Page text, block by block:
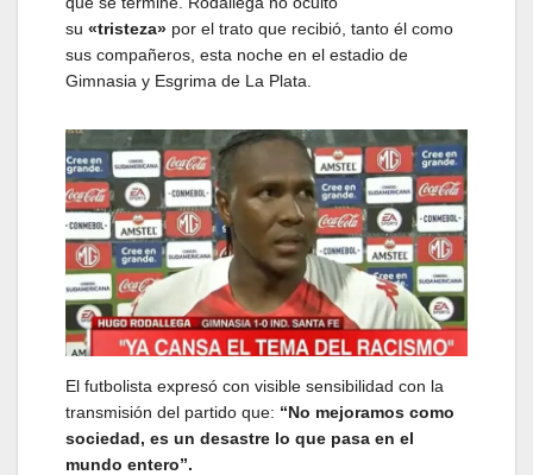
su «tristeza» por el trato que recibió, tanto él como
sus compañeros, esta noche en el estadio de
Gimnasia y Esgrima de La Plata.
El futbolista expresó con visible sensibilidad con la
transmisión del partido que: “No mejoramos como
sociedad, es un desastre lo que pasa en el
mundo entero”.